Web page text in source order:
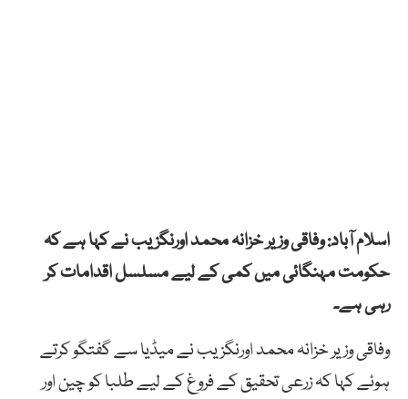
اسلام آباد: وفاقی وزیر خزانہ محمد اورنگزیب نے کہا ہے کہ
حکومت مہنگائی میں کمی کے لیے مسلسل اقدامات کر
رہی ہے۔
وفاقی وزیر خزانہ محمد اورنگزیب نے میڈیا سے گفتگو کرتے
ہوئے کہا کہ زرعی تحقیق کے فروغ کے لیے طلبا کو چین اور